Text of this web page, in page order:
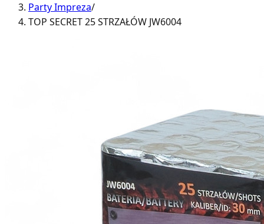
Party Impreza/
TOP SECRET 25 STRZAŁÓW JW6004